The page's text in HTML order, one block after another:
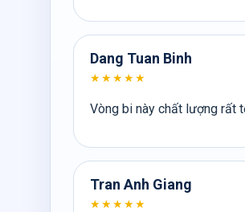
Dang Tuan Binh
★★★★★
Vòng bi này chất lượng rất
Tran Anh Giang
★★★★★